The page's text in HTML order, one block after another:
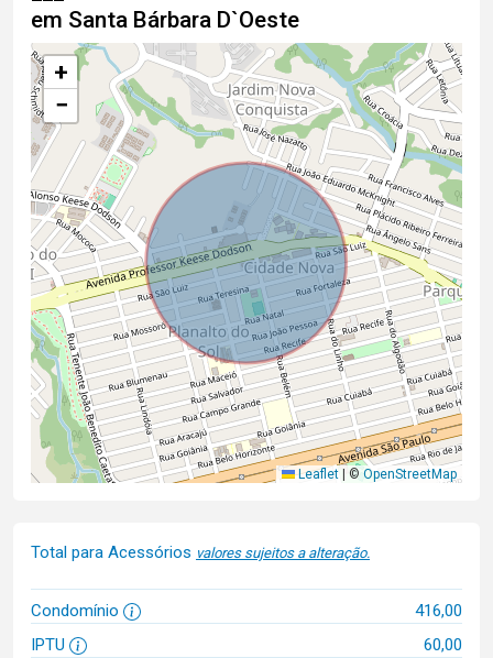
em Santa Bárbara D`Oeste
+
−
Leaflet © OpenStreetMap
Total para Acessórios valores sujeitos a alteração.
Condomínio
416,00
IPTU
60,00